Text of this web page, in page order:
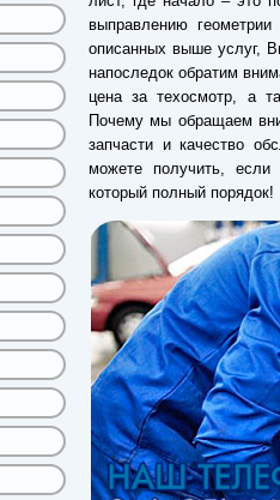
выправлению
описанных выше услуг,
напоследок обратим
цена за техосмотр, а
Почему мы обращаем
запчасти и качество
можете получить, если
который полный порядок!